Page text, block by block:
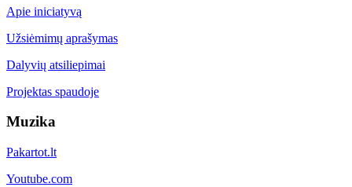
Apie iniciatyvą
Užsiėmimų aprašymas
Dalyvių atsiliepimai
Projektas spaudoje
Muzika
Pakartot.lt
Youtube.com